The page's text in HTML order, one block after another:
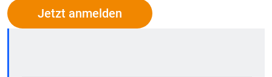
Jetzt anmelden